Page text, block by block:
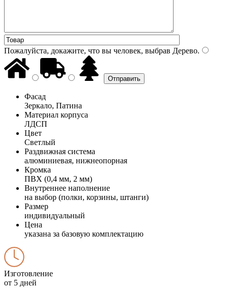
Пожалуйста, докажите, что вы человек, выбрав Дерево.
Фасад
Зеркало, Патина
Материал корпуса
ЛДСП
Цвет
Светлый
Раздвижная система
алюминиевая, нижнеопорная
Кромка
ПВХ (0,4 мм, 2 мм)
Внутреннее наполнение
на выбор (полки, корзины, штанги)
Размер
индивидуальный
Цена
указана за базовую комплектацию
Изготовление
от 5 дней